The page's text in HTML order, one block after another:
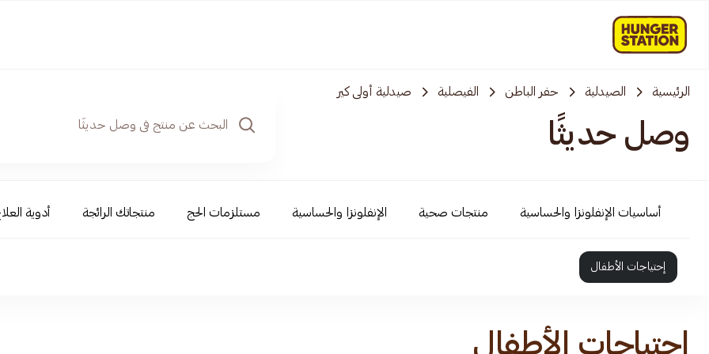
الرئيسية الصيدلية حفر الباطن الفيصلية صيدلية أولى كير
وصل حديثًا
أساسيات الإنفلونزا والحساسية منتجات صحية الإنفلونزا والحساسية مستلزمات الحج منتجاتك الرائجة أدوية
إحتياجات الأطفال
إحتياجات الأطفال